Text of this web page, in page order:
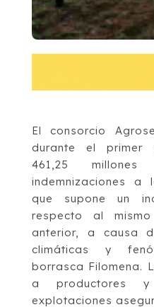
El consorcio
durante el primer
461,25
indemnizaciones a
que supone un
respecto al
anterior, a causa
climáticas y
borrasca Filomena.
a productores y
explotaciones